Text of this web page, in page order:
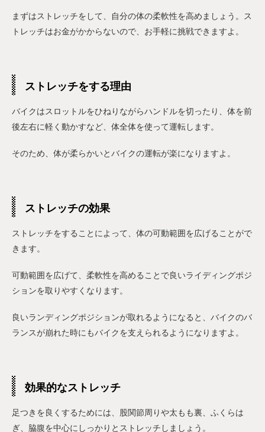
まずはストレッチをして、自分の体の柔軟性を高めましょう。ス
トレッチはお金がかからないので、お手軽に挑戦できますよ。
ストレッチをする理由
バイクはスロットルをひねりながらハンドルを切ったり、体を前
後左右に軽く動かすなど、体全体を使って運転します。
そのため、体が柔らかいとバイクの運転が楽になりますよ。
ストレッチの効果
ストレッチをすることによって、体の可動範囲を広げることがで
きます。
可動範囲を広げて、柔軟性を高めることで良いライディングポジ
ションを取りやすくなります。
良いランディングポジションが取れるようになると、バイクのバ
ランスが崩れた時にもバイクを支えられるようになりますよ。
効果的なストレッチ
足つきを良くするためには、股関節周りや太もも裏、ふくらは
ぎ、脇腹を中心にしっかりとストレッチしましょう。